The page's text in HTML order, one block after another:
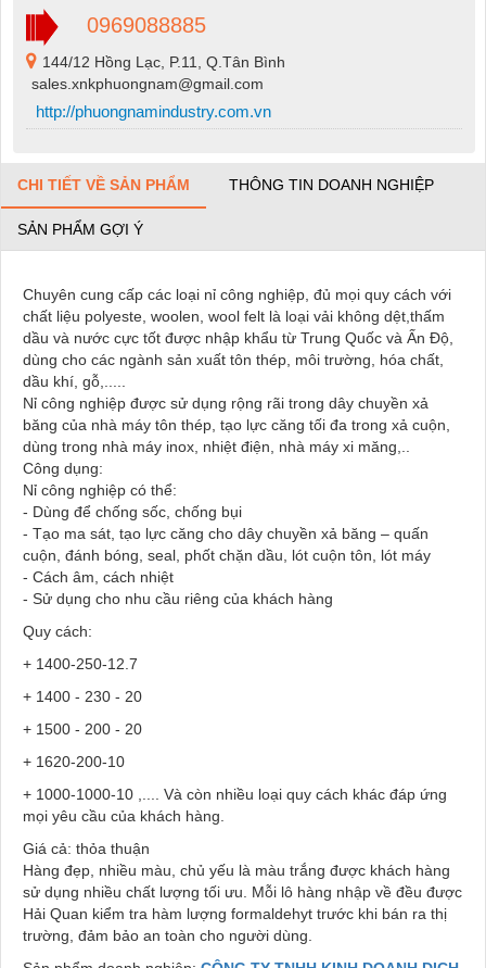
0969088885
144/12 Hồng Lạc, P.11, Q.Tân Bình
sales.xnkphuongnam@gmail.com
http://phuongnamindustry.com.vn
CHI TIẾT VỀ SẢN PHẨM THÔNG TIN DOANH NGHIỆP
SẢN PHẨM GỢI Ý
Chuyên cung cấp các loại nỉ công nghiệp, đủ mọi quy cách với
chất liệu polyeste, woolen, wool felt là loại vải không dệt,thấm
dầu và nước cực tốt được nhập khẩu từ Trung Quốc và Ấn Độ,
dùng cho các ngành sản xuất tôn thép, môi trường, hóa chất,
dầu khí, gỗ,.....
Nỉ công nghiệp được sử dụng rộng rãi trong dây chuyền xả
băng của nhà máy tôn thép, tạo lực căng tối đa trong xả cuộn,
dùng trong nhà máy inox, nhiệt điện, nhà máy xi măng,..
Công dụng:
Nỉ công nghiệp có thể:
- Dùng để chống sốc, chống bụi
- Tạo ma sát, tạo lực căng cho dây chuyền xả băng – quấn
cuộn, đánh bóng, seal, phốt chặn dầu, lót cuộn tôn, lót máy
- Cách âm, cách nhiệt
- Sử dụng cho nhu cầu riêng của khách hàng
Quy cách:
+ 1400-250-12.7
+ 1400 - 230 - 20
+ 1500 - 200 - 20
+ 1620-200-10
+ 1000-1000-10 ,.... Và còn nhiều loại quy cách khác đáp ứng
mọi yêu cầu của khách hàng.
Giá cả: thỏa thuận
Hàng đẹp, nhiều màu, chủ yếu là màu trắng được khách hàng
sử dụng nhiều chất lượng tối ưu. Mỗi lô hàng nhập về đều được
Hải Quan kiểm tra hàm lượng formaldehyt trước khi bán ra thị
trường, đảm bảo an toàn cho người dùng.